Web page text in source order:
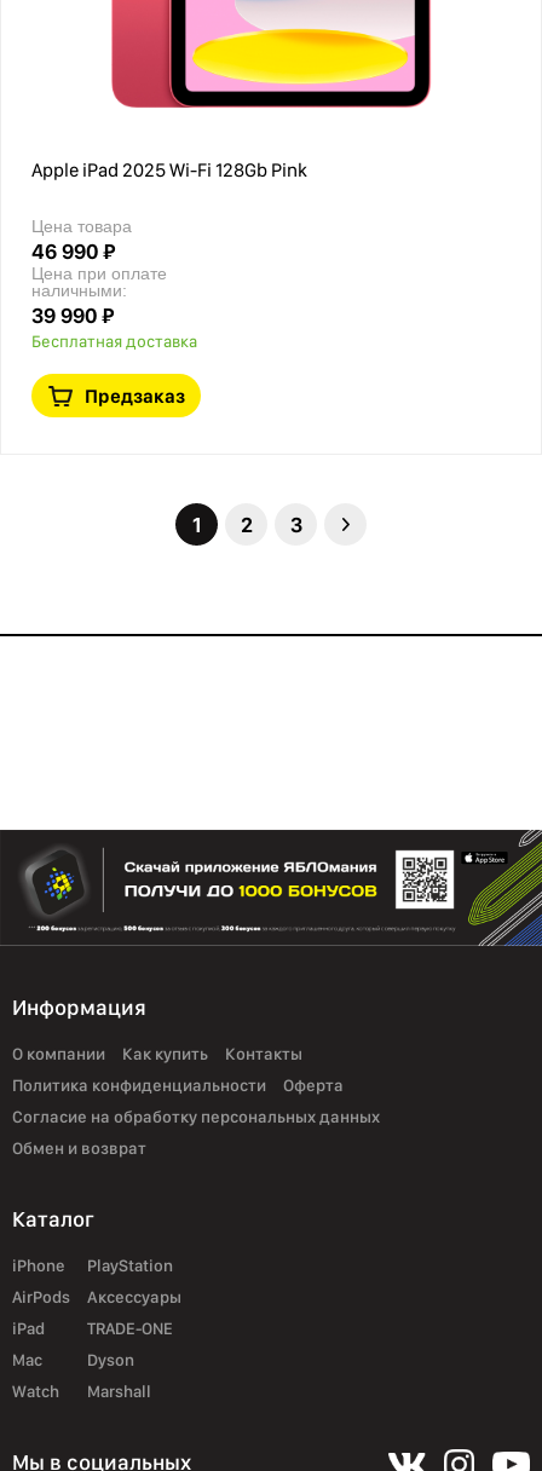
Apple iPad 2025 Wi-Fi 128Gb Pink
Цена товара
46 990 ₽
Цена при оплате
наличными:
39 990 ₽
Бесплатная доставка
Предзаказ
1 2 3
Информация
О компании Как купить
Контакты
Политика конфиденциальности
Оферта
Согласие на обработку персональных данных
Обмен и возврат
Каталог
iPhone
AirPods
iPad
Mac
Watch
PlayStation
Аксессуары
TRADE-ONE
Dyson
Marshall
Мы в социальных